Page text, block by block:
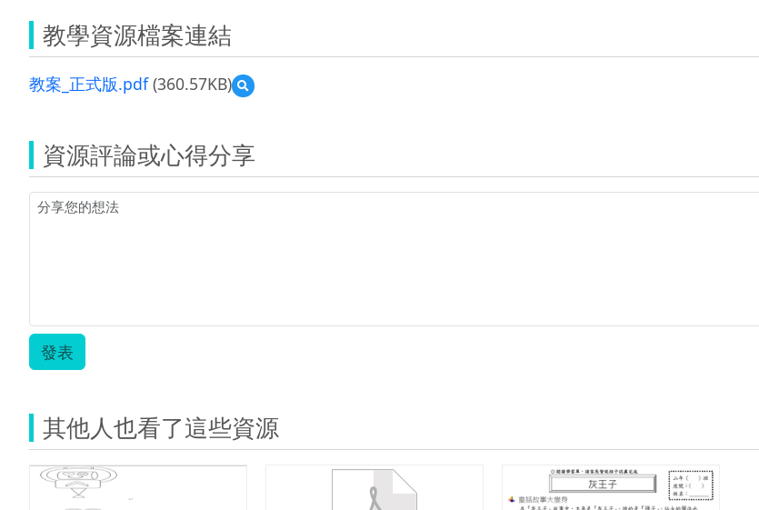
教學資源檔案連結
教案_正式版.pdf(360.57KB)
預
覽
_
式
資源評論或心得分享
發表
其他人也看了這些資源